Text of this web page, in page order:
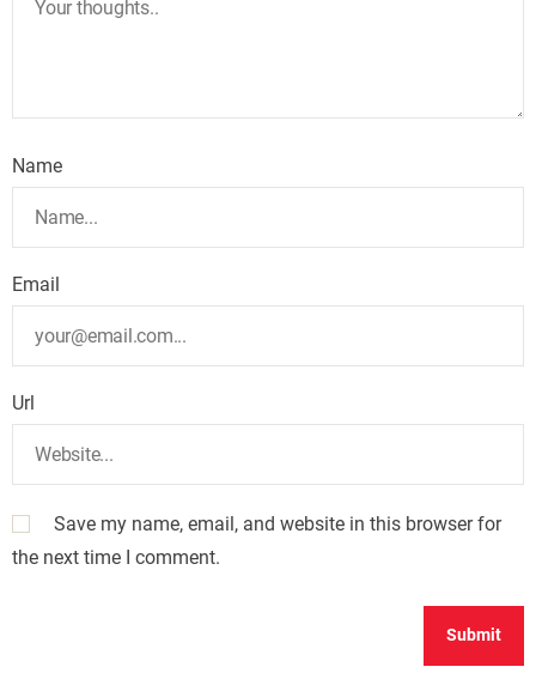
Name
Email
Url
Save my name, email, and website in this browser for
the next time I comment.